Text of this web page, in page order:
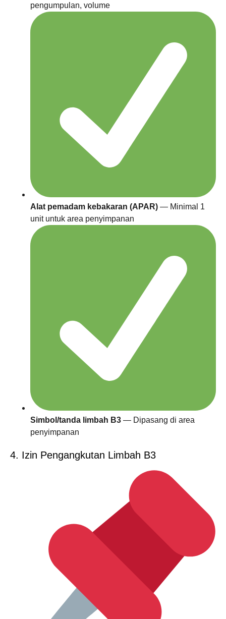
pengumpulan, volume
Alat pemadam kebakaran (APAR) — Minimal 1
unit untuk area penyimpanan
Simbol/tanda limbah B3 — Dipasang di area
penyimpanan
4. Izin Pengangkutan Limbah B3